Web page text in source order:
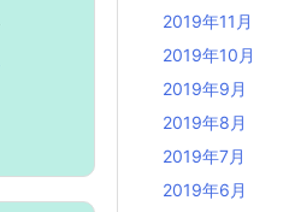
2019年11月
2019年10月
2019年9月
2019年8月
2019年7月
2019年6月